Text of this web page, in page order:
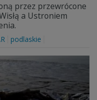
przez przewrócone
a Ustroniem
podlaskie